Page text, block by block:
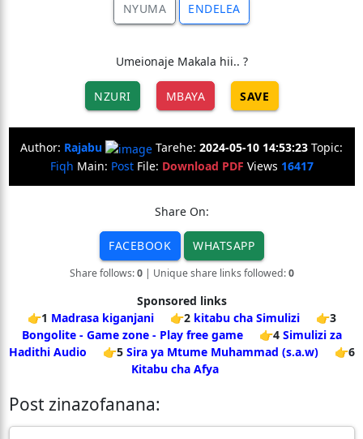
NYUMA ENDELEA
Umeionaje Makala hii.. ?
NZURI MBAYA SAVE
Author: Rajabu Tarehe: 2024-05-10 14:53:23 Topic:
Fiqh Main: PostFile: Download PDF Views 16417
Share On:
FACEBOOK WHATSAPP
Share follows:0| Unique share links followed:0
Sponsored links
👉1 Madrasa kiganjani 👉2 kitabu cha Simulizi
👉3
Bongolite - Game zone - Play free game
👉4 Simulizi za
Hadithi Audio
👉5 Sira ya Mtume Muhammad (s.a.w)
👉6
Kitabu cha Afya
Post zinazofanana: